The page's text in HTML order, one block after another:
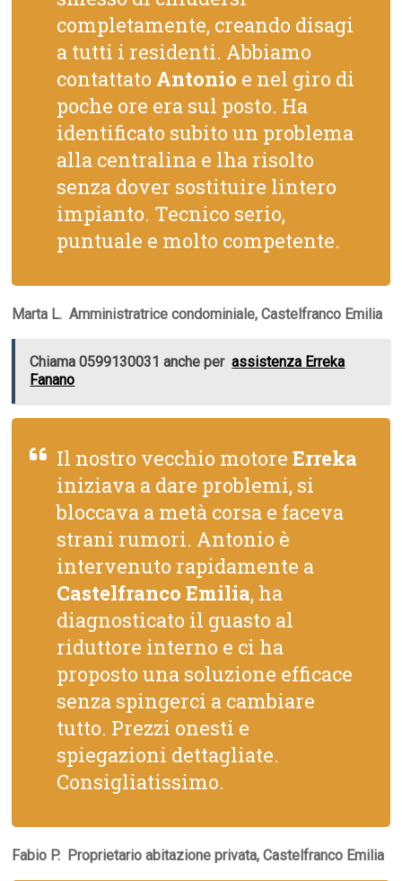
completamente, creando disagi
a tutti i residenti. Abbiamo
contattato Antonio e nel giro di
poche ore era sul posto. Ha
identificato subito un problema
alla centralina e lha risolto
senza dover sostituire lintero
impianto. Tecnico serio,
puntuale e molto competente.
Marta L.  Amministratrice condominiale, Castelfranco Emilia
Chiama 0599130031 anche per assistenza Erreka
Fanano
Il nostro vecchio motoreErreka
iniziava a dare problemi, si
bloccava a metà corsa e faceva
strani rumori. Antonio è
intervenuto rapidamente a
Castelfranco Emilia, ha
diagnosticato il guasto al
riduttore interno e ci ha
proposto una soluzione efficace
senza spingerci a cambiare
tutto. Prezzi onesti e
spiegazioni dettagliate.
Consigliatissimo.
Fabio P.  Proprietario abitazione privata, Castelfranco Emilia